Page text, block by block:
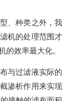
、种类之外，我
机的处理范围才
的效率最大化。
与过滤液实际的
渗析作用来实现